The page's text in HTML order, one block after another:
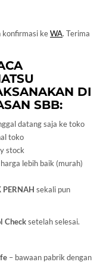
konfirmasi keWA. Terima
DI
SBB:
datang saja ke toko
toko
stock
lebih baik (murah)
PERNAH sekali pun
Checksetelah selesai.
– bawaan pabrik dengan